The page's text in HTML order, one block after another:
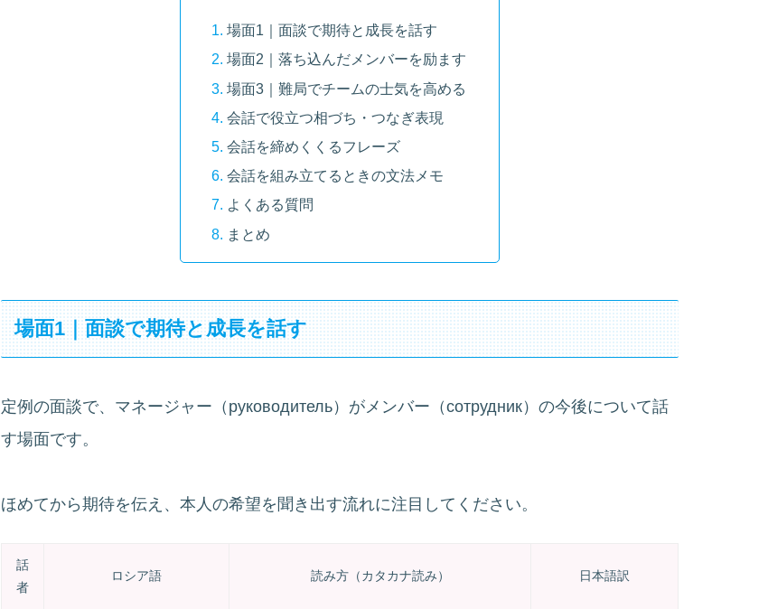
場面1｜面談で期待と成長を話す
場面2｜落ち込んだメンバーを励ます
場面3｜難局でチームの士気を高める
会話で役立つ相づち・つなぎ表現
会話を締めくくるフレーズ
会話を組み立てるときの文法メモ
よくある質問
まとめ
場面1｜面談で期待と成長を話す
定例の面談で、マネージャー（руководитель）がメンバー（сотрудник）の今後について話
す場面です。
ほめてから期待を伝え、本人の希望を聞き出す流れに注目してください。
話
者
ロシア語 読み方（カタカナ読み） 日本語訳